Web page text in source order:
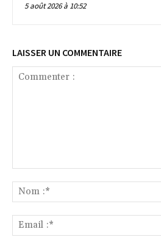
5 août 2026 à 10:52
LAISSER UN COMMENTAIRE